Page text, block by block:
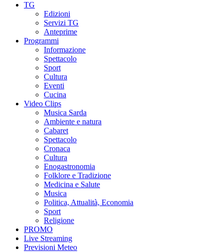
TG
Edizioni
Servizi TG
Anteprime
Programmi
Informazione
Spettacolo
Sport
Cultura
Eventi
Cucina
Video Clips
Musica Sarda
Ambiente e natura
Cabaret
Spettacolo
Cronaca
Cultura
Enogastronomia
Folklore e Tradizione
Medicina e Salute
Musica
Politica, Attualità, Economia
Sport
Religione
PROMO
Live Streaming
Previsioni Meteo